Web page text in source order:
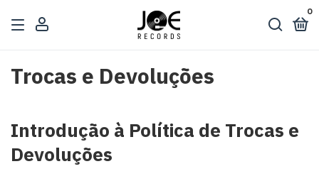
0
Trocas e Devoluções
Introdução à Política de Trocas e
Devoluções